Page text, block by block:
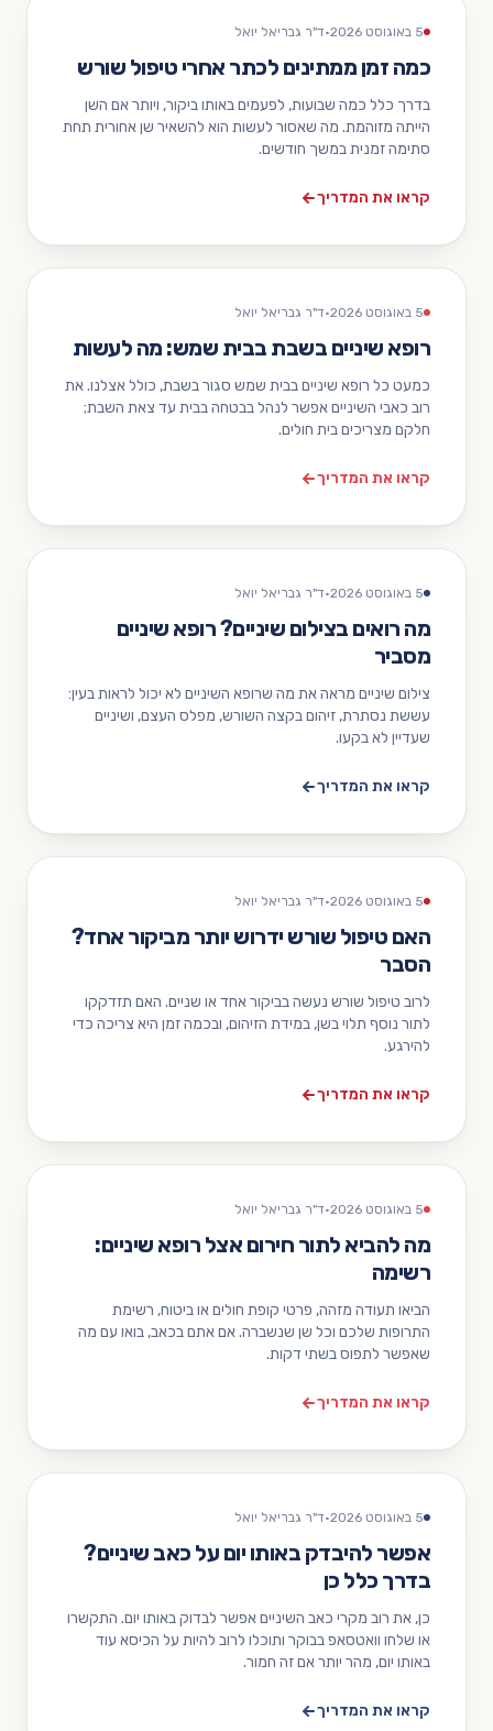
5 באוגוסט 2026 ·ד"ר גבריאל יואל
כמה זמן ממתינים לכתר אחרי טיפול שורש
בדרך כלל כמה שבועות, לפעמים באותו ביקור, ויותר אם השן
הייתה מזוהמת. מה שאסור לעשות הוא להשאיר שן אחורית תחת
סתימה זמנית במשך חודשים.
קראו את המדריך
5 באוגוסט 2026 ·ד"ר גבריאל יואל
רופא שיניים בשבת בבית שמש: מה לעשות
כמעט כל רופא שיניים בבית שמש סגור בשבת, כולל אצלנו. את
רוב כאבי השיניים אפשר לנהל בבטחה בבית עד צאת השבת;
חלקם מצריכים בית חולים.
קראו את המדריך
5 באוגוסט 2026 ·ד"ר גבריאל יואל
מה רואים בצילום שיניים? רופא שיניים
מסביר
צילום שיניים מראה את מה שרופא השיניים לא יכול לראות בעין:
עששת נסתרת, זיהום בקצה השורש, מפלס העצם, ושיניים
שעדיין לא בקעו.
קראו את המדריך
5 באוגוסט 2026 ·ד"ר גבריאל יואל
האם טיפול שורש ידרוש יותר מביקור אחד?
הסבר
לרוב טיפול שורש נעשה בביקור אחד או שניים. האם תזדקקו
לתור נוסף תלוי בשן, במידת הזיהום, ובכמה זמן היא צריכה כדי
להירגע.
קראו את המדריך
5 באוגוסט 2026 ·ד"ר גבריאל יואל
מה להביא לתור חירום אצל רופא שיניים:
רשימה
הביאו תעודה מזהה, פרטי קופת חולים או ביטוח, רשימת
התרופות שלכם וכל שן שנשברה. אם אתם בכאב, בואו עם מה
שאפשר לתפוס בשתי דקות.
קראו את המדריך
5 באוגוסט 2026 ·ד"ר גבריאל יואל
אפשר להיבדק באותו יום על כאב שיניים?
בדרך כלל כן
כן, את רוב מקרי כאב השיניים אפשר לבדוק באותו יום. התקשרו
או שלחו וואטסאפ בבוקר ותוכלו לרוב להיות על הכיסא עוד
באותו יום, מהר יותר אם זה חמור.
קראו את המדריך